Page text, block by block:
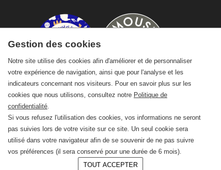
Gestion des cookies
Notre site utilise des cookies afin d'améliorer et de personnaliser
votre expérience de navigation, ainsi que pour l'analyse et les
indicateurs concernant nos visiteurs. Pour en savoir plus sur les
cookies que nous utilisons, consultez notre Politique de
confidentialité
Si vous refusez l'utilisation des cookies, vos informations ne seront
pas suivies lors de votre visite sur ce site. Un seul cookie sera
utilisé dans votre navigateur afin de se souvenir de ne pas suivre
vos préférences (il sera conservé pour une durée de 6 mois).
TOUT ACCEPTER